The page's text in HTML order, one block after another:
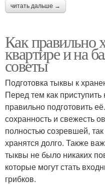
читать дальше →
Как правильно
квартире и на
советы
Подготовка тыквы к
Перед тем как
правильно подготовить
сохранность и свежесть
полностью созревшей,
хранятся долго. Также
тыквы не было никаких
которые могут стать
грибков.